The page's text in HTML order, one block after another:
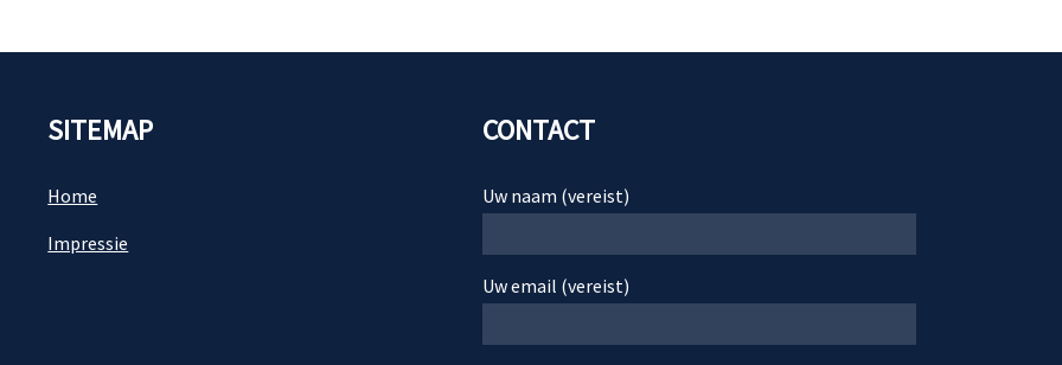
SITEMAP
Home
Impressie
CONTACT
Uw naam (vereist)
Uw email (vereist)